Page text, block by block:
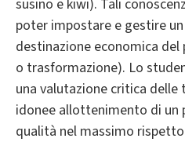
susino e kiwi). Tali
poter impostare e gestire
destinazione economica
o trasformazione). Lo
una valutazione critica delle
idonee allottenimento di
qualità nel massimo